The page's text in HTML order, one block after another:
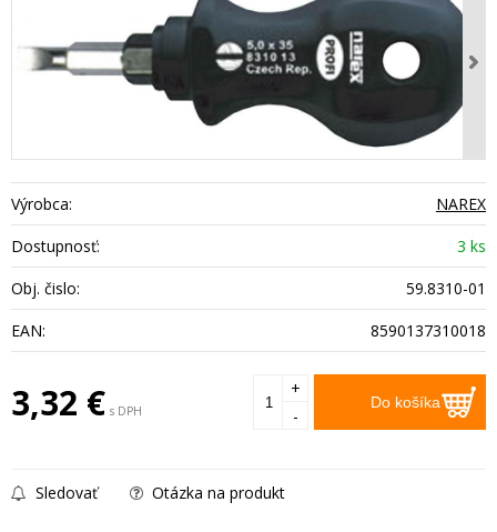
Výrobca:
NAREX
Dostupnosť:
3 ks
Obj. čislo:
59.8310-01
EAN:
8590137310018
3,32 € s DPH Do košíka
+
-
Sledovať Otázka na produkt